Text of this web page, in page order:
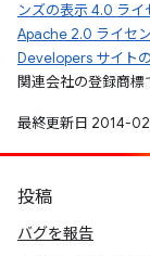
ンズの表示 4.0 ライ
Apache 2.0 ライセ
Developers サイト
関連会社の登録商標
最終更新日 2014-
投稿
バグを報告